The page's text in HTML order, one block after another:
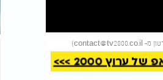
contact@tv2000.co.il
)
2000 >>>